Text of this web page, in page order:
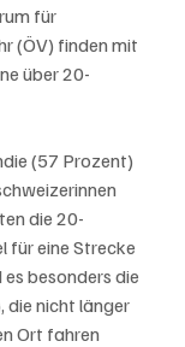
für
(ÖV) finden mit
über 20-
(57 Prozent)
die 20-
für eine Strecke
besonders die
die nicht länger
Ort fahren